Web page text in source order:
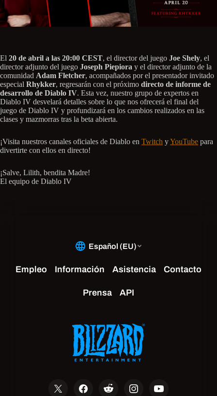
El 20 de abril a las 20:00 CEST, el director del juego Joe Shely, el
director adjunto del juego Joseph Piepiora y el director adjunto de la
comunidad Adam Fletcher, acompañados por el presentador invitado
especial Rhykker, regresarán con el próximo directo de informe de
desarrollo de Diablo IV. Esta vez, nuestro grupo de expertos en
Diablo IV desvelará detalles sobre lo que nos ofrecerá el final del
juego de Diablo IV y profundizará en los cambios realizados en las
clases y mazmorras tras la beta abierta.
¡Visita nuestros canales oficiales de Diablo en Twitch yYouTube para
divertirte con ellos en directo!
¡Salve, Lilith, bendita Madre!
El equipo de Diablo IV